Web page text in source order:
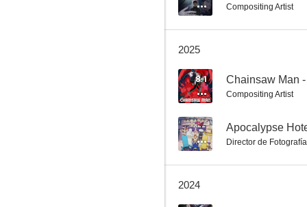
86
7.3
Compositing Artist
2025
8.1
Compositing Artist
-- Apocalypse
Director de Fotografía
2024